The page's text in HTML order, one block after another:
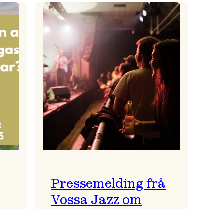
2026
Pressemelding frå
Vossa Jazz om